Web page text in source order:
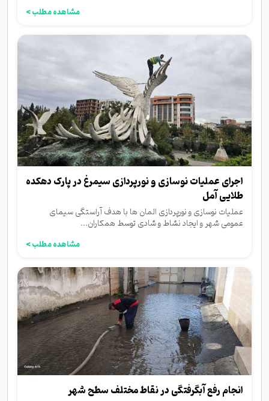
مشاهده مطلب >
اجرای عملیات نوسازی و نورپردازی سیمرغ در پارک دهکده
طلایی آمل
عملیات نوسازی و نورپردازی المان ها با هدف آراستگی سیمای
عمومی شهر و ایجاد نشاط و شادی توسط همکاران...
مشاهده مطلب >
انجام رفع آبگرفتگی در نقاط مختلف سطح شهر